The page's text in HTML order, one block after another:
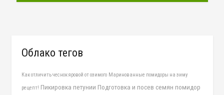
Облако тегов
Как отличить чеснок яровой от озимого Маринованные помидоры на зиму
рецепт! Пикировка петунии Подготовка и посев семян помидор